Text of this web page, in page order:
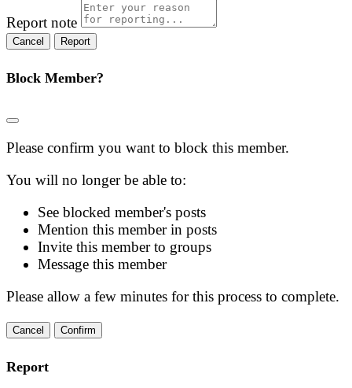
Report note
Report
Block Member?
Please confirm you want to block this member.
You will no longer be able to:
See blocked member's posts
Mention this member in posts
Invite this member to groups
Message this member
Please allow a few minutes for this process to complete.
Confirm
Report